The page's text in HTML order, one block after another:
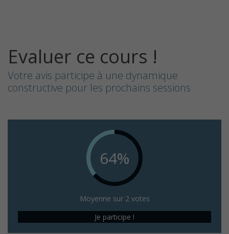
Evaluer ce cours !
Votre avis participe à une dynamique
constructive pour les prochains sessions
64%
Moyenne sur 2 votes
Je participe !